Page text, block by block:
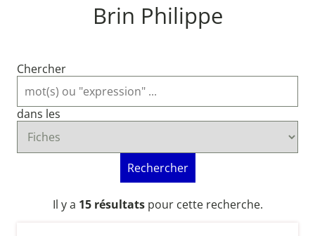
Brin Philippe
Chercher
dans les
Rechercher
Il y a 15 résultatspour cette recherche.